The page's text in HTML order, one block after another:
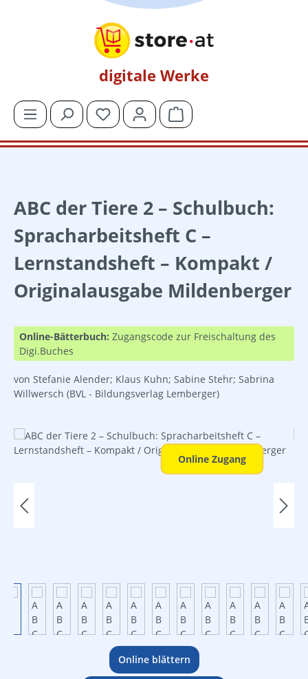
digitale Werke
Du hast 0 Produkte auf dem Merkzettel
Warenkorb enthält 0
ABC der Tiere 2 – Schulbuch:
Spracharbeitsheft C –
Lernstandsheft – Kompakt /
Originalausgabe Mildenberger
Online-Bätterbuch: Zugangscode zur Freischaltung des
Digi.Buches
von Stefanie Alender; Klaus Kuhn; Sabine Stehr; Sabrina
Willwersch (BVL - Bildungsverlag Lemberger)
Bildergalerie überspringen
Online Zugang
Online blättern